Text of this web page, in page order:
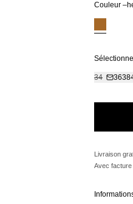
Couleur –
34 3638
Livraison
Avec facture